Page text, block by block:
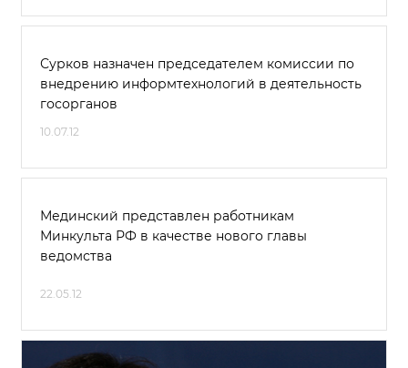
Сурков назначен председателем комиссии по
внедрению информтехнологий в деятельность
госорганов
10.07.12
Мединский представлен работникам
Минкульта РФ в качестве нового главы
ведомства
22.05.12